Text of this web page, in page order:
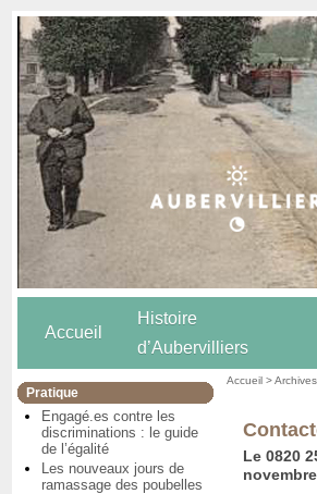
Accueil
Histoire
d’Aubervilliers
Pratique
Engagé.es contre les
discriminations : le guide
de l’égalité
Les nouveaux jours de
ramassage des poubelles
Accueil >
Le 0820